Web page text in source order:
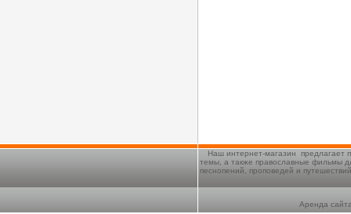
Наш интернет-магазин предлагает
темы, а также православные фильмы
песнопений, проповедей и
Аренда